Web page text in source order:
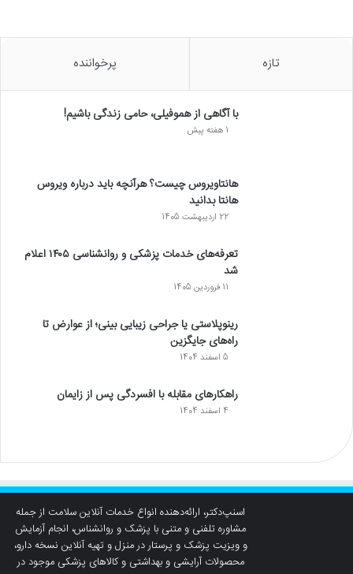
تازه پرخواننده
با آگاهی از هموفیلی، حامی زندگی باشیم!
1 هفته پیش
هانتاویروس چیست؟ هرآنچه باید درباره ویروس
هانتا بدانید
22 اردیبهشت 1405
تعرفه‌های خدمات پزشکی و روانشناسی ۱۴۰۵ اعلام
شد
11 فروردین 1405
رینوپلاستی یا جراحی زیبایی بینی؛ از عوارض تا
راه‌های جایگزین
5 اسفند 1404
راهکارهای مقابله با افسردگی پس از زایمان
4 اسفند 1404
اسنپ‌دکتر، ارائه‌دهنده انواع خدمات آنلاین سلامت از جمله
مشاوره تلفنی و متنی با پزشک و روانشناس، انجام آزمایش
و ویزیت پزشک و پرستار در منزل و تهیه آنلاین نسخه دارو،
محصولات آرایشی و بهداشتی و کالاهای پزشکی موجود در